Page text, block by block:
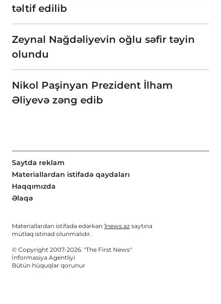
təltif edilib
Zeynal Nağdəliyevin oğlu səfir təyin
olundu
Nikol Paşinyan Prezident İlham
Əliyevə zəng edib
Saytda reklam
Materiallardan istifadə qaydaları
Haqqımızda
Əlaqə
Materiallardan istifadə edərkən 1news.az saytına
mütləq istinad olunmalıdır.
© Copyright 2007-2026. "The First News"
İnformasiya Agentliyi
Bütün hüquqlar qorunur